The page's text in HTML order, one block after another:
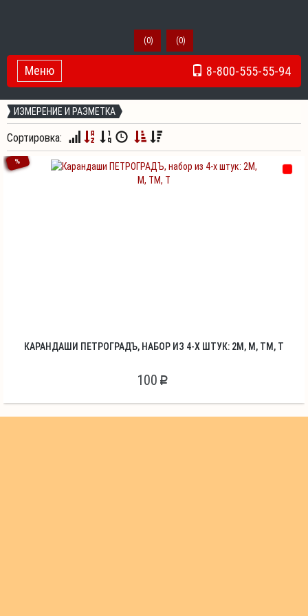
(0) (0)
8-800-555-55-94
Toggle Navigation
Меню
ИЗМЕРЕНИЕ И РАЗМЕТКА
Сортировка:
%
КАРАНДАШИ ПЕТРОГРАДЪ, НАБОР ИЗ 4-Х ШТУК: 2М, М, ТМ, Т
100 p